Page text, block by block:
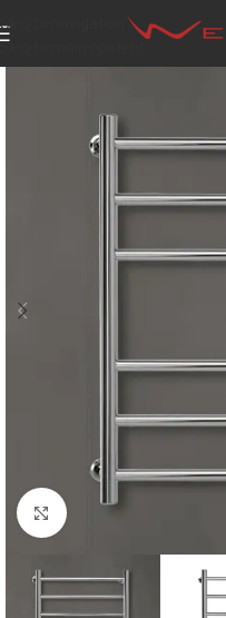
Skip to navigation
Click to enlarge